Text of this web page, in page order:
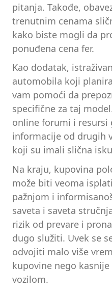
pitanja. Takođe,
trenutnim cenama
kako biste mogli da
ponuđena cena fer.
Kao dodatak,
automobila koji
vam pomoći da
specifične za taj
online forumi i resursi
informacije od drugih
koji su imali slična
Na kraju, kupovina
može biti veoma
pažnjom i
saveta i saveta
rizik od prevare i
dugo služiti. Uvek se
odvojiti malo više
kupovine nego
vozilom.